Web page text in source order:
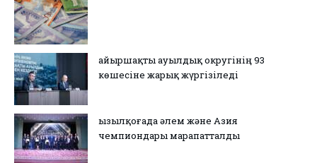
Қайыршақты ауылдық округінің 93
көшесіне жарық жүргізіледі
Қызылқоғада әлем және Азия
чемпиондары марапатталды